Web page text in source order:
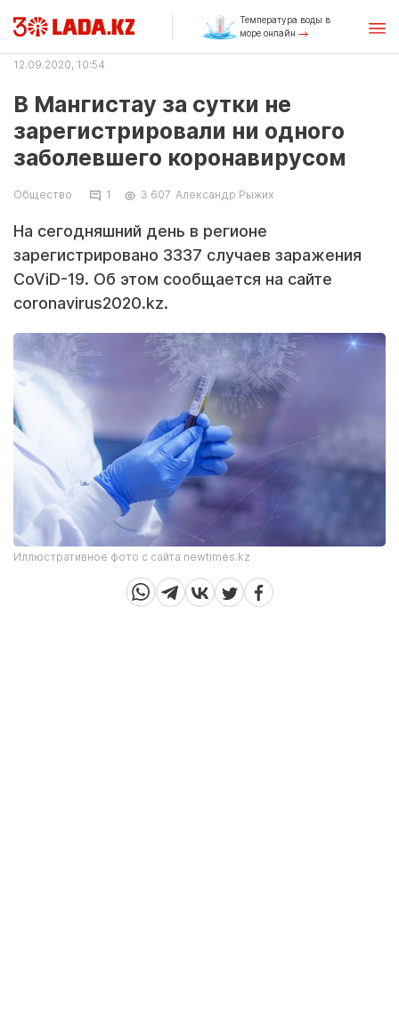
Температура воды в
море онлайн
12.09.2020, 10:54
В Мангистау за сутки не
зарегистрировали ни одного
заболевшего коронавирусом
Общество 1 3 607 Александр Рыжих
На сегодняшний день в регионе
зарегистрировано 3337 случаев заражения
CoViD-19. Об этом сообщается на сайте
coronavirus2020.kz.
Иллюстративное фото с сайта newtimes.kz